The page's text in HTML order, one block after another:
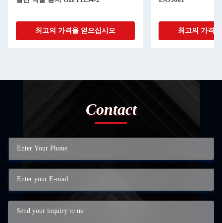
최고의 가격을 얻으십시오 최고의 가격
Contact